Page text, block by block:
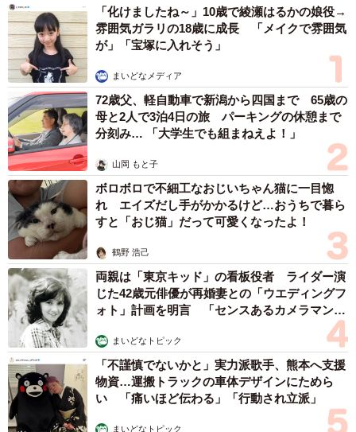
や自宅周辺でできる運動」や「大がかりな施設・器具を必
要としない運動」が多くランクインする結果となりまし
た。回答者からのコメントは以下の通りです。
3/5
行っている運動の種類（提供画像）
「化けましたね～」10歳で綾瀬はるかの娘役→
雰囲気ガラリの18歳に成長 「メイクで雰囲気
が」「宝塚に入れそう」
まいどなメディア
72歳父、軽自動車で新潟から四国まで 65歳の
母と2人で3泊4日の旅 パーキングの休憩まで
分刻み… 「大学生でも組まねえよ！」
山岡 もと子
ボロボロで不細工なおじいちゃん猫に一目惚
れ エイズだし手がかかるけど…おうちで暮ら
すと「おじ猫」だって可愛くなったよ！
鶴野 浩己
両親は「東京キッド」の看板役者 ライダー演
じた42歳元俳優が再婚妻との「ウエディングフ
ォト」計画を明言 「センスあるカメラマン求
まいどなトピック
「不謹慎でないかと」実力派歌手、熊本へ支援
物資…運搬トラックの車体デザインにためら
い 「痛いほど伝わる」「行動され立派」
まいどなトピック